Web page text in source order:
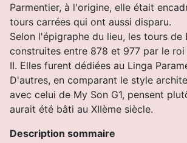
Parmentier, à l'origine, elle était
tours carrées qui ont aussi disparu.
Selon l'épigraphe du lieu, les tours de
construites entre 878 et 977 par le roi
II. Elles furent dédiées au Linga
D'autres, en comparant le style
avec celui de My Son G1, pensent
aurait été bâti au XIIème siècle.
Description sommaire